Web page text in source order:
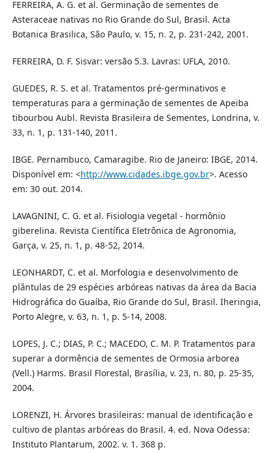
FERREIRA, A. G. et al. Germinação de sementes de
Asteraceae nativas no Rio Grande do Sul, Brasil. Acta
Botanica Brasilica, São Paulo, v. 15, n. 2, p. 231-242, 2001.
FERREIRA, D. F. Sisvar: versão 5.3. Lavras: UFLA, 2010.
GUEDES, R. S. et al. Tratamentos pré-germinativos e
temperaturas para a germinação de sementes de Apeiba
tibourbou Aubl. Revista Brasileira de Sementes, Londrina, v.
33, n. 1, p. 131-140, 2011.
IBGE. Pernambuco, Camaragibe. Rio de Janeiro: IBGE, 2014.
Disponível em: <http://www.cidades.ibge.gov.br>. Acesso
em: 30 out. 2014.
LAVAGNINI, C. G. et al. Fisiologia vegetal - hormônio
giberelina. Revista Científica Eletrônica de Agronomia,
Garça, v. 25, n. 1, p. 48-52, 2014.
LEONHARDT, C. et al. Morfologia e desenvolvimento de
plântulas de 29 espécies arbóreas nativas da área da Bacia
Hidrográfica do Guaíba, Rio Grande do Sul, Brasil. Iheringia,
Porto Alegre, v. 63, n. 1, p. 5-14, 2008.
LOPES, J. C.; DIAS, P. C.; MACEDO, C. M. P. Tratamentos para
superar a dormência de sementes de Ormosia arborea
(Vell.) Harms. Brasil Florestal, Brasília, v. 23, n. 80, p. 25-35,
2004.
LORENZI, H. Árvores brasileiras: manual de identificação e
cultivo de plantas arbóreas do Brasil. 4. ed. Nova Odessa:
Instituto Plantarum, 2002. v. 1. 368 p.